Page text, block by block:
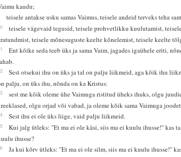
kaudu;
teisele antakse usku samas Vaimus, teisele andeid terveks teha
teisele vägevaid tegusid, teisele prohvetlikku kuulutamist,
teisele mõnesuguste keelte kõnelemist, teisele keelte
Ent kõike seda teeb üks ja sama Vaim, jagades igaühele eriti,
Sest otsekui ihu on üks ja tal on palju liikmeid, aga kõik ihu
palju, on üks ihu, nõnda on ka Kristus:
sest me kõik oleme ühe Vaimuga ristitud üheks ihuks, olgu
olgu orjad või vabad, ja oleme kõik sama Vaimuga
Sest ihu ei ole üks liige, vaid palju liikmeid.
Kui jalg ütleks: "Et ma ei ole käsi, siis ma ei kuulu ihusse!" kas
ihusse?
Ja kui kõrv ütleks: "Et ma ei ole silm, siis ma ei kuulu ihusse!"